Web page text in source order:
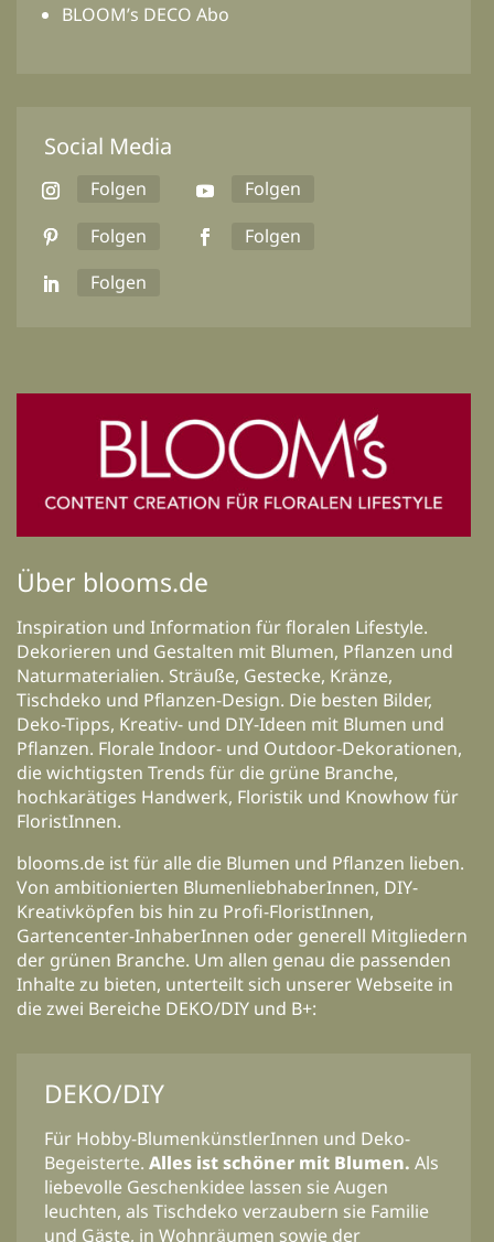
BLOOM’s DECO Abo
Social Media
Folgen
Folgen
Folgen
Folgen
Folgen
Über blooms.de
Inspiration und Information für floralen Lifestyle.
Dekorieren und Gestalten mit Blumen, Pflanzen und
Naturmaterialien. Sträuße, Gestecke, Kränze,
Tischdeko und Pflanzen-Design. Die besten Bilder,
Deko-Tipps, Kreativ- und DIY-Ideen mit Blumen und
Pflanzen. Florale Indoor- und Outdoor-Dekorationen,
die wichtigsten Trends für die grüne Branche,
hochkarätiges Handwerk, Floristik und Knowhow für
FloristInnen.
blooms.de ist für alle die Blumen und Pflanzen lieben.
Von ambitionierten BlumenliebhaberInnen, DIY-
Kreativköpfen bis hin zu Profi-FloristInnen,
Gartencenter-InhaberInnen oder generell Mitgliedern
der grünen Branche. Um allen genau die passenden
Inhalte zu bieten, unterteilt sich unserer Webseite in
die zwei Bereiche DEKO/DIY und B+:
DEKO/DIY
Für Hobby-BlumenkünstlerInnen und Deko-
Begeisterte. Alles ist schöner mit Blumen. Als
liebevolle Geschenkidee lassen sie Augen
leuchten, als Tischdeko verzaubern sie Familie
und Gäste, in Wohnräumen sowie der